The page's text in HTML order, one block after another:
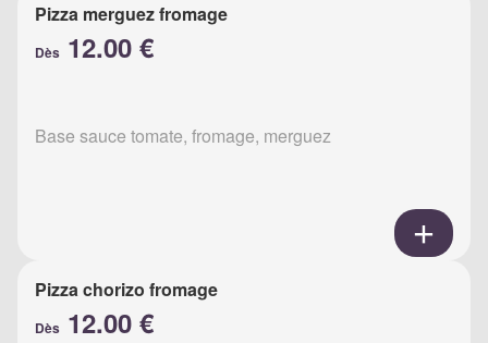
Pizza merguez fromage
Dès 12.00 €
Base sauce tomate, fromage, merguez
Pizza chorizo fromage
Dès 12.00 €